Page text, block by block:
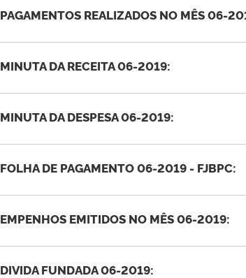
PAGAMENTOS REALIZADOS NO MÊS 06-
MINUTA DA RECEITA 06-2019:
MINUTA DA DESPESA 06-2019:
FOLHA DE PAGAMENTO 06-2019 - FJBPC:
EMPENHOS EMITIDOS NO MÊS 06-2019:
DIVIDA FUNDADA 06-2019: